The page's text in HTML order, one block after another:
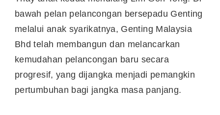
bawah pelan pelancongan bersepadu Genting
melalui anak syarikatnya, Genting Malaysia
Bhd telah membangun dan melancarkan
kemudahan pelancongan baru secara
progresif, yang dijangka menjadi pemangkin
pertumbuhan bagi jangka masa panjang.